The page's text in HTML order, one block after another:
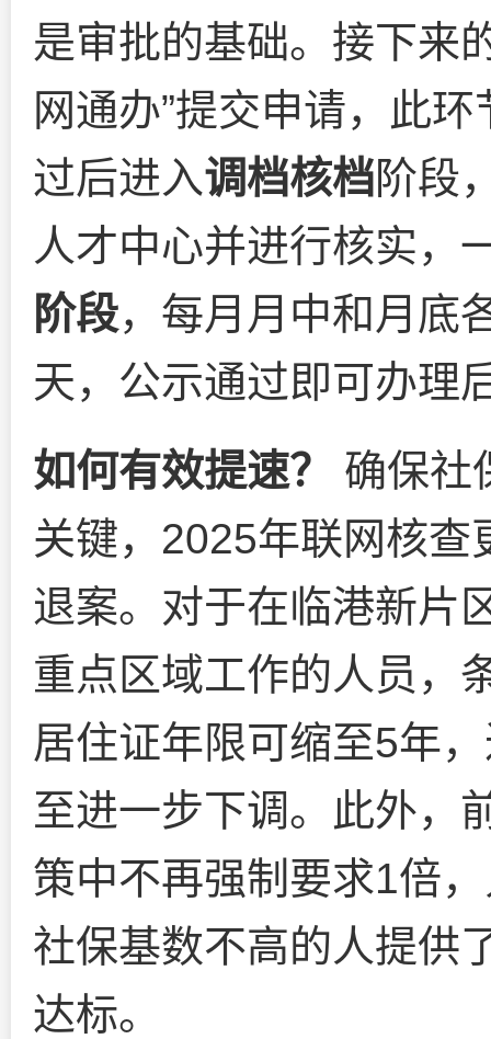
是审批的基础。接下来
网通办”提交申请，此
过后进入调档核档阶段
人才中心并进行核实，
阶段，每月月中和月底
天，公示通过即可办理
如何有效提速？
确保社
关键，2025年联网核查
退案。对于在临港新片
重点区域工作的人员，
居住证年限可缩至5年
至进一步下调。此外，
策中不再强制要求1倍
社保基数不高的人提供
达标。